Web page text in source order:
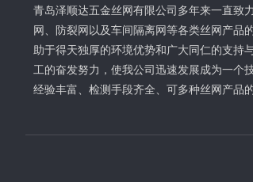
青岛泽顺达五金丝网有限公司多年来一直致
网、防裂网以及车间隔离网等各类丝网产品
助于得天独厚的环境优势和广大同仁的支持
工的奋发努力，使我公司迅速发展成为一个
经验丰富、检测手段齐全、可多种丝网产品的